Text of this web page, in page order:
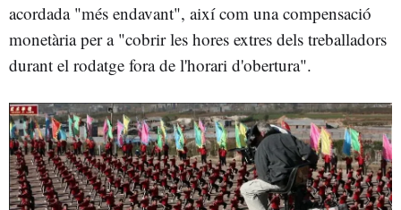
acordada "més endavant", així com una compensació
monetària per a "cobrir les hores extres dels treballadors
durant el rodatge fora de l'horari d'obertura".